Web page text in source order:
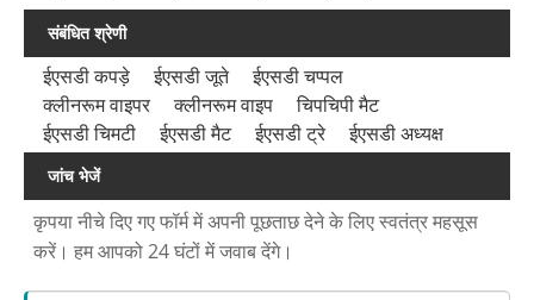
संबंधित श्रेणी
ईएसडी कपड़े ईएसडी जूते
ईएसडी चप्पल
क्लीनरूम वाइपर
क्लीनरूम वाइप
चिपचिपी मैट
ईएसडी चिमटी
ईएसडी मैट ईएसडी ट्रे ईएसडी अध्यक्ष
जांच भेजें
कृपया नीचे दिए गए फॉर्म में अपनी पूछताछ देने के लिए स्वतंत्र महसूस
करें। हम आपको 24 घंटों में जवाब देंगे।